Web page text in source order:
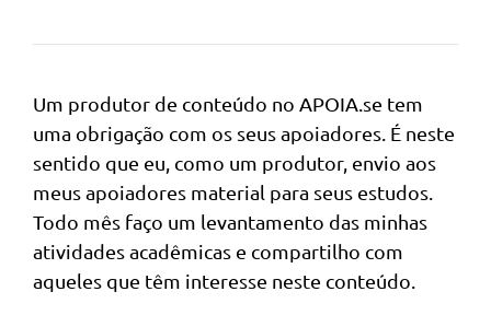
Um produtor de conteúdo no APOIA.se tem
uma obrigação com os seus apoiadores. É neste
sentido que eu, como um produtor, envio aos
meus apoiadores material para seus estudos.
Todo mês faço um levantamento das minhas
atividades acadêmicas e compartilho com
aqueles que têm interesse neste conteúdo.